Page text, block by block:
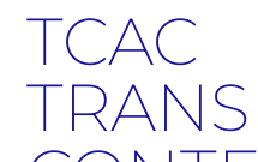
TCAC